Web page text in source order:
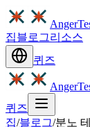
집블로그리소스
퀴즈
퀴즈
집/블로그/분노